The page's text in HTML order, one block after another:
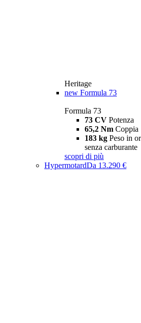
Heritage
new Formula 73
Formula 73
73 CV Potenza
65,2 Nm Coppia
183 kg Peso in
senza carburante
scopri di più
HypermotardDa 13.290 €